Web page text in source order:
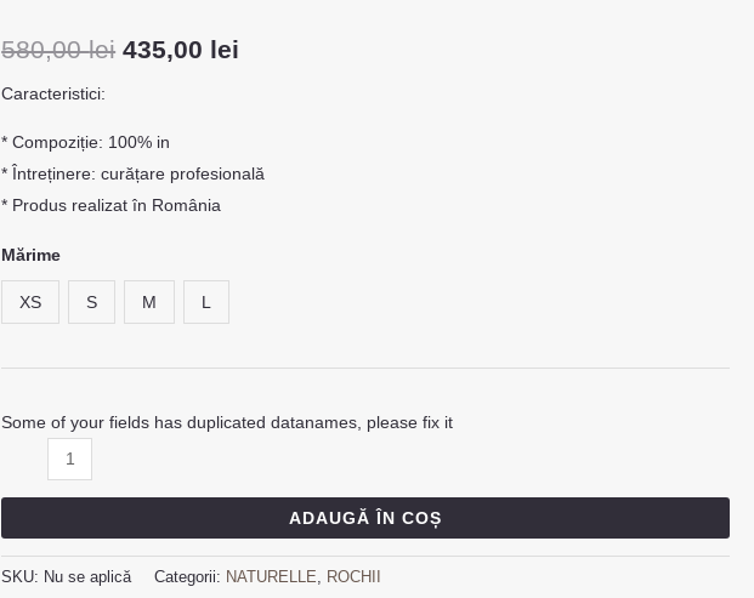
580,00lei 580,00 lei.
435,00 lei
Caracteristici:
* Compoziție: 100% in
* Întreținere: curățare profesională
* Produs realizat în România
Mărime
XS S M L
Some of your fields has duplicated datanames, please fix it
IN
ADAUGĂ ÎN COȘ
SKU: Nu se aplică Categorii: NATURELLE, ROCHII